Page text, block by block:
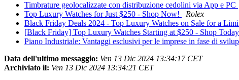
Timbrature geolocalizzate con distribuzione cedolini via App e PC
Top Luxury Watches for Just $250 - Shop Now!
Rolex
Black Friday Deals 2024 - Top Luxury Watches on Sale for a
[Black Friday] Top Luxury Watches Starting at $250 - Shop
Piano Industriale: Vantaggi esclusivi per le imprese in fase di
Data dell'ultimo messaggio: Ven 13 Dic 2024 13:34:17 CET
Archiviato il: Ven 13 Dic 2024 13:34:21 CET